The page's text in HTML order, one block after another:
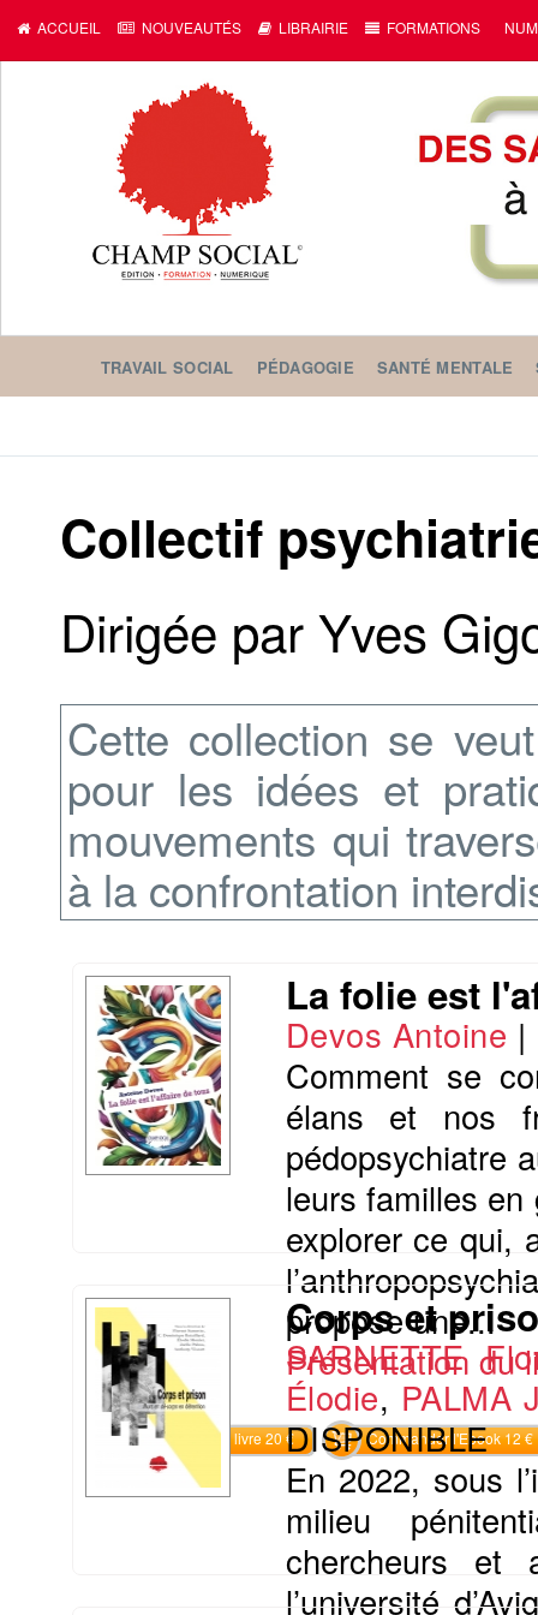
ACCUEIL NOUVEAUTÉS LIBRAIRIE FORMATIONS
TRAVAIL SOCIAL PÉDAGOGIE SANTÉ MENTALE
Collectif
Dirigée par Yves
Cette collection se
pour les idées et
mouvements qui
à la confrontation
La folie est
Devos Antoine |
Comment se
élans et nos
pédopsychiatre
leurs familles
explorer ce qui,
propose une...
Présentation du
Commander le livre 20 € Commander l'Ebook 12 €
Corps et
SARNETTE
Élodie, PALMA
DISPONIBLE
En 2022, sous
milieu
chercheurs et
l’université